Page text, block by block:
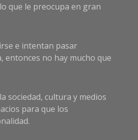
que le preocupa en gran
e intentan pasar
entonces no hay mucho que
sociedad, cultura y medios
para que los